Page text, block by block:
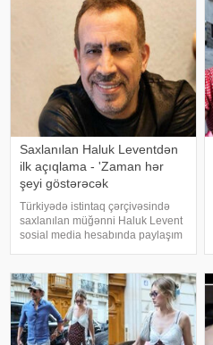
Saxlanılan Haluk Leventdən
ilk açıqlama - 'Zaman hər
şeyi göstərəcək
Türkiyədə istintaq çərçivəsində
saxlanılan müğənni Haluk Levent
sosial media hesabında paylaşım
mətbuatına istinadən xəbər verir
ki, Levent şəxsi həyatı ilə Ahba